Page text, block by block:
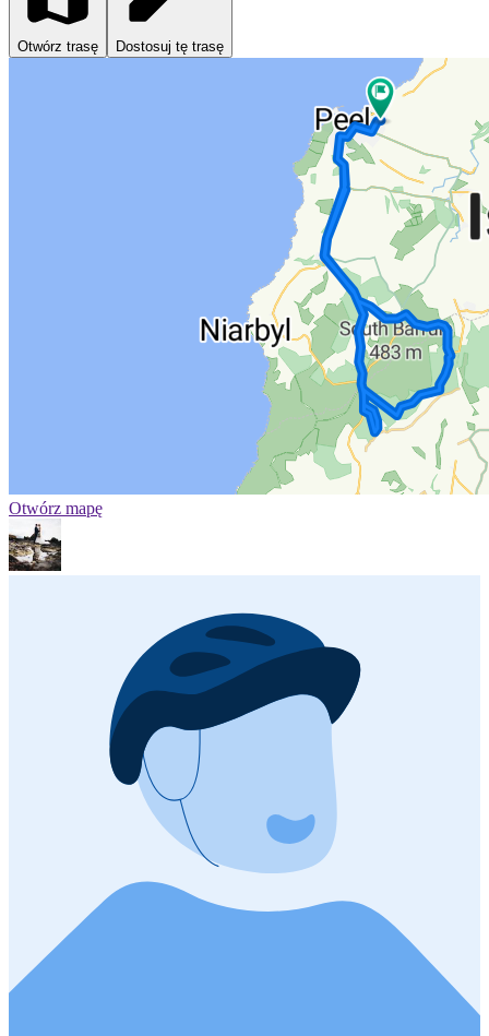
Otwórz trasę Dostosuj tę trasę
Otwórz mapę